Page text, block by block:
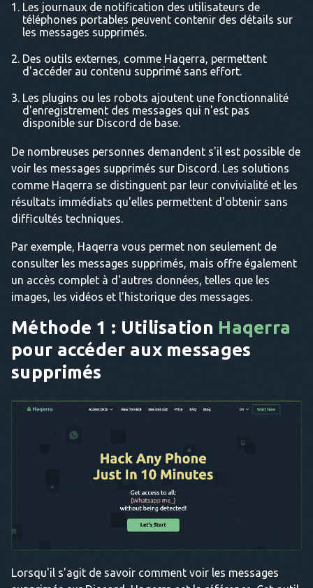
Les journaux de notification des utilisateurs de
téléphones portables peuvent contenir des détails sur
les messages supprimés.
Des outils externes, comme Haqerra, permettent
d'accéder au contenu supprimé sans effort.
Les plugins ou les robots ajoutent une fonctionnalité
d'enregistrement des messages qui n'est pas
disponible sur Discord de base.
De nombreuses personnes demandent s'il est possible de
voir les messages supprimés sur Discord. Les solutions
comme Haqerra se distinguent par leur convivialité et les
résultats immédiats qu'elles permettent d'obtenir sans
difficultés techniques.
Par exemple, Haqerra vous permet non seulement de
consulter les messages supprimés, mais offre également
un accès complet à d'autres données, telles que les
images, les vidéos et l'historique des messages.
Méthode 1 : Utilisation Haqerra
pour accéder aux messages
supprimés
Lorsqu'il s'agit de savoir comment voir les messages